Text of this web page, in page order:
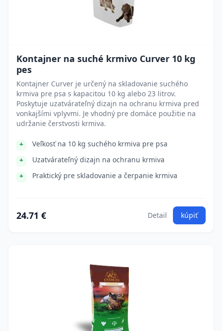
Kontajner na suché krmivo Curver 10 kg
pes
Kontajner Curver je určený na skladovanie suchého
krmiva pre psa s kapacitou 10 kg alebo 23 litrov.
Poskytuje uzatvárateľný dizajn na ochranu krmiva pred
vonkajšími vplyvmi. Je vhodný pre domáce použitie na
udržanie čerstvosti krmiva.
Veľkosť na 10 kg suchého krmiva pre psa
Uzatvárateľný dizajn na ochranu krmiva
Praktický pre skladovanie a čerpanie krmiva
24.71 € Detail kúpiť